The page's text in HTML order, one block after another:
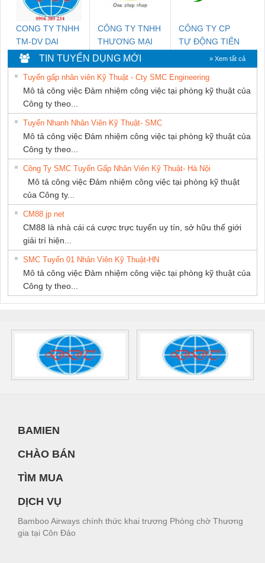
CONG TY TNHH
TM-DV DAI
DONG THANH
CÔNG TY TNHH
THƯƠNG MẠI
THIÊN ÂN VIỆT
NAM
CÔNG TY CP
TỰ ĐỘNG TIẾN
TIN TUYỂN DỤNG MỚI » Xem tất cả
Tuyển gấp nhân viên Kỹ Thuật - Cty SMC Engineering
Mô tả công việc Đảm nhiệm công việc tại phòng kỹ thuật của
Công ty theo...
Tuyển Nhanh Nhân Viên Kỹ Thuật- SMC
Mô tả công việc Đảm nhiệm công việc tại phòng kỹ thuật của
Công ty theo...
Công Ty SMC Tuyển Gấp Nhân Viên Kỹ Thuật- Hà Nội
Mô tả công việc Đảm nhiệm công việc tại phòng kỹ thuật
của Công ty...
CM88 jp net
CM88 là nhà cái cá cược trực tuyến uy tín, sở hữu thế giới
giải trí hiện...
SMC Tuyển 01 Nhân Viên Kỹ Thuật-HN
Mô tả công việc Đảm nhiệm công việc tại phòng kỹ thuật của
Công ty theo...
BAMIEN
CHÀO BÁN
TÌM MUA
DỊCH VỤ
Bamboo Airways chính thức khai trương Phòng chờ Thương
gia tại Côn Đảo